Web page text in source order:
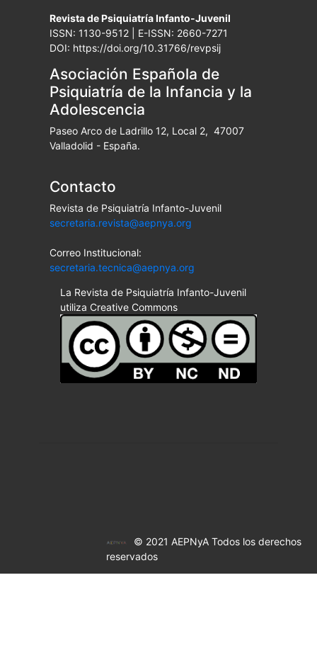
Revista de Psiquiatría Infanto-Juvenil
ISSN: 1130-9512 | E-ISSN: 2660-7271
DOI: https://doi.org/10.31766/revpsij
Asociación Española de
Psiquiatría de la Infancia y la
Adolescencia
Paseo Arco de Ladrillo 12, Local 2, 47007
Valladolid - España.
Contacto
Revista de Psiquiatría Infanto-Juvenil
secretaria.revista@aepnya.org
Correo Institucional:
secretaria.tecnica@aepnya.org
La Revista de Psiquiatría Infanto-Juvenil
utiliza Creative Commons
© 2021 AEPNyA Todos los derechos
reservados